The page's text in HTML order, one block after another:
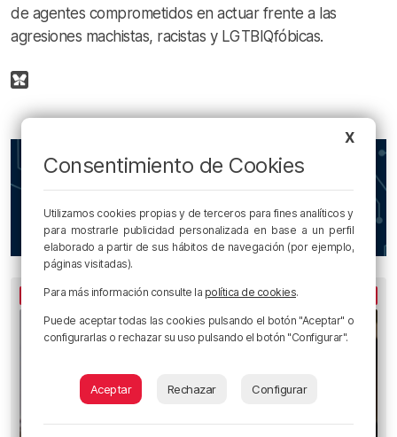
de agentes comprometidos en actuar frente a las
agresiones machistas, racistas y LGTBIQfóbicas.
LO MÁS LEÍDO
X
Consentimiento de Cookies
Utilizamos cookies propias y de terceros para fines analíticos y
para mostrarle publicidad personalizada en base a un perfil
elaborado a partir de sus hábitos de navegación (por ejemplo,
páginas visitadas).
Para más información consulte la política de cookies.
Puede aceptar todas las cookies pulsando el botón "Aceptar" o
configurarlas o rechazar su uso pulsando el botón "Configurar".
Aceptar Rechazar Configurar